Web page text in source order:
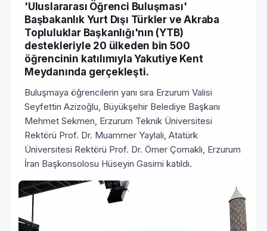
'Uluslararası Öğrenci Buluşması'
Başbakanlık Yurt Dışı Türkler ve Akraba
Topluluklar Başkanlığı'nın (YTB)
destekleriyle 20 ülkeden bin 500
öğrencinin katılımıyla Yakutiye Kent
Meydanında gerçekleşti.
Buluşmaya öğrencilerin yanı sıra Erzurum Valisi
Seyfettin Azizoğlu, Büyükşehir Belediye Başkanı
Mehmet Sekmen, Erzurum Teknik Üniversitesi
Rektörü Prof. Dr. Muammer Yaylalı, Atatürk
Üniversitesi Rektörü Prof. Dr. Ömer Çomaklı, Erzurum
İran Başkonsolosu Hüseyin Gasimi katıldı.